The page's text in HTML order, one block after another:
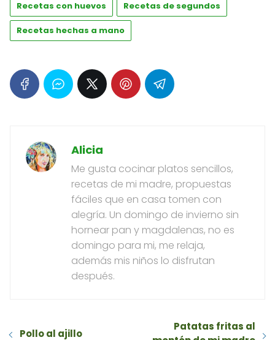
Recetas con huevos Recetas de segundos
Recetas hechas a mano
Alicia
Me gusta cocinar platos sencillos,
recetas de mi madre, propuestas
fáciles que en casa tomen con
alegría. Un domingo de invierno sin
hornear pan y magdalenas, no es
domingo para mi, me relaja,
además mis niños lo disfrutan
después.
Pollo al ajillo
Patatas fritas al